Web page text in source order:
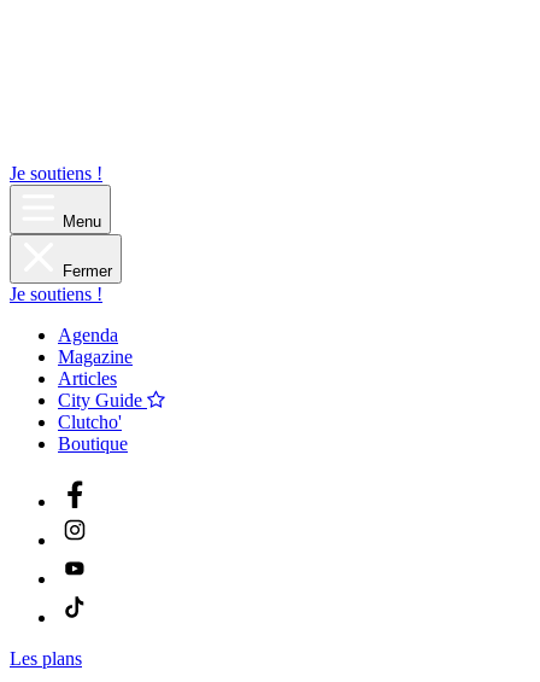
Je soutiens !
Menu
Fermer
Je soutiens !
Agenda
Magazine
Articles
City Guide
Clutcho'
Boutique
Les plans